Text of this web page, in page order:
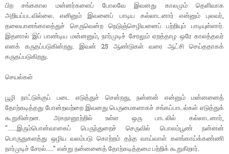
பிற சங்ககால மன்னர்களைப் போலவே இவனது காலமும் தெளிவாக
அறியப்படவில்லை. எனினும் இவனைப் பாடிய கல்லாடனார் என்னும் புலவர்,
தலையானங்காலத்துச் செருவென்ற நெடுஞ்செழியனைப் பற்றியும் பாடியுள்ளார்.
இதனால் இப் பாண்டிய மன்னனும், நார்முடிச் சேரலும் ஏறத்தாழ ஒரே காலத்தவர்
எனக் கருதப்படுகின்றது. இவன் 25 ஆண்டுகள் வரை ஆட்சி செய்ததாகக்
கருதப்படுகிறது.
செயல்கள்
பூழி நாட்டுக்குப் படை எடுத்துச் சென்றது, நன்னன் என்னும் மன்னனைத்
தோற்கடித்தது போன்றவற்றை இவனது பெருமைகளாகச் சங்கப்பாடல்கள் எடுத்துக்
கூறுகின்றன. அகநானூற்றில் உள்ள ஒரு பாடலில் கல்லாடனார்,
"......இரும்பொன்வாகைப் பெருந்துறைச் செருவில் பொலம்பூண் நன்னன்
பொருதுகளத்து ஒழிய வலம்படு கொற்றம் தந்த வாய்வாள் களங்காய்க்கண்ணி
நார்முடிச் சேரல்....." என்று நன்னனைத் தோற்கடித்தமை பற்றிக் கூறுகிறார்.